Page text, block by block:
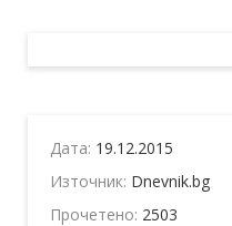
Дата: 19.12.2015
Източник: Dnevnik.bg
Прочетено: 2503